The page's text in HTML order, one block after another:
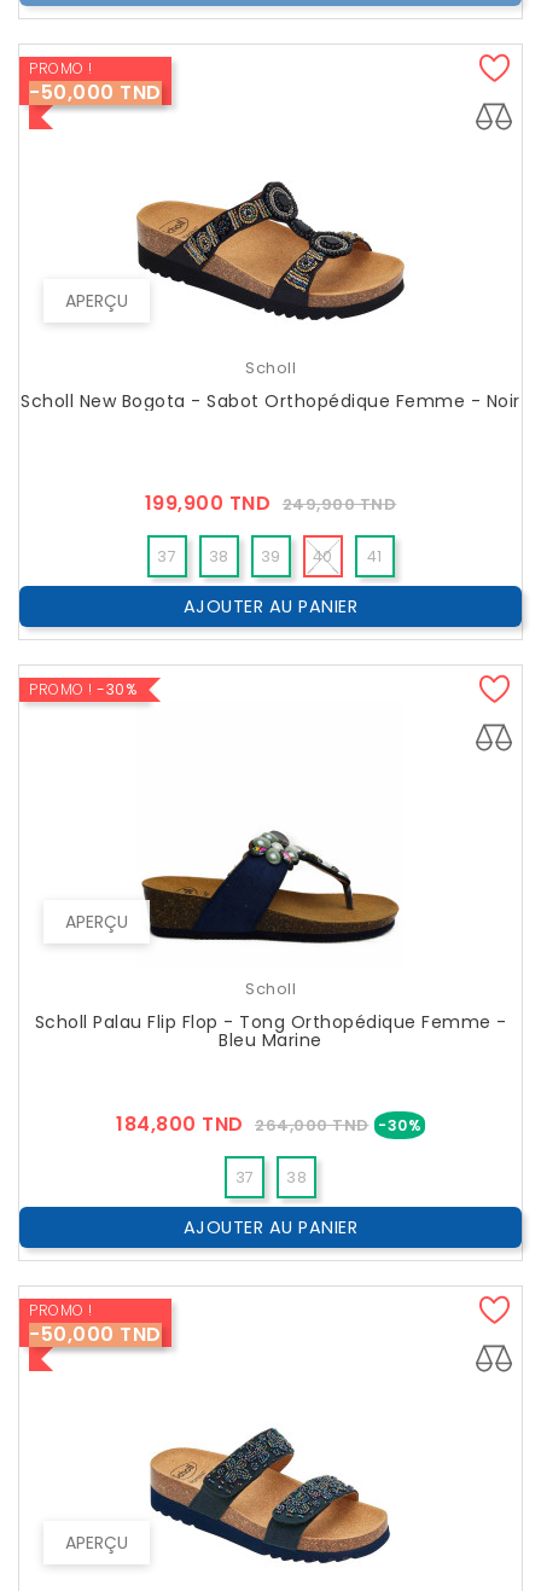
APERÇU
PROMO !
-50,000 TND
Scholl
Scholl New Bogota - Sabot Orthopédique Femme - Noir
199,900 TND Prix
Public
249,900 TNDPrix
37 38 39 40 41
AJOUTER AU PANIER
APERÇU
PROMO ! -30%
Scholl
Scholl Palau Flip Flop - Tong Orthopédique Femme -
Bleu Marine
184,800 TND Prix
Public
264,000 TND -30%Prix
37 38
AJOUTER AU PANIER
APERÇU
PROMO !
-50,000 TND